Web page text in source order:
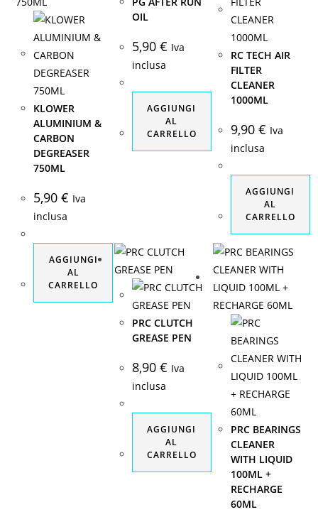
KLOWER
ALUMINIUM &
CARBON
DEGREASER
750ML
5,90€ Iva
inclusa
AGGIUNGI
AL
CARRELLO
OIL
5,90 € Iva
inclusa
AGGIUNGI
AL
CARRELLO
RC TECH AIR
FILTER
CLEANER
1000ML
9,90 € Iva
inclusa
AGGIUNGI
AL
CARRELLO
PRC CLUTCH
GREASE PEN
8,90 € Iva
inclusa
AGGIUNGI
AL
CARRELLO
PRC BEARINGS
CLEANER
WITH LIQUID
100ML +
RECHARGE
60ML